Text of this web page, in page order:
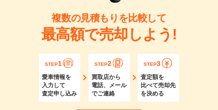
複数の見積もりを比較して
最高額で売却しよう!
STEP1
愛車情報を
入力して
査定申し込み
STEP2
買取店から
電話、メール
でご連絡
STEP3
査定額を
比べて売却先
を決める